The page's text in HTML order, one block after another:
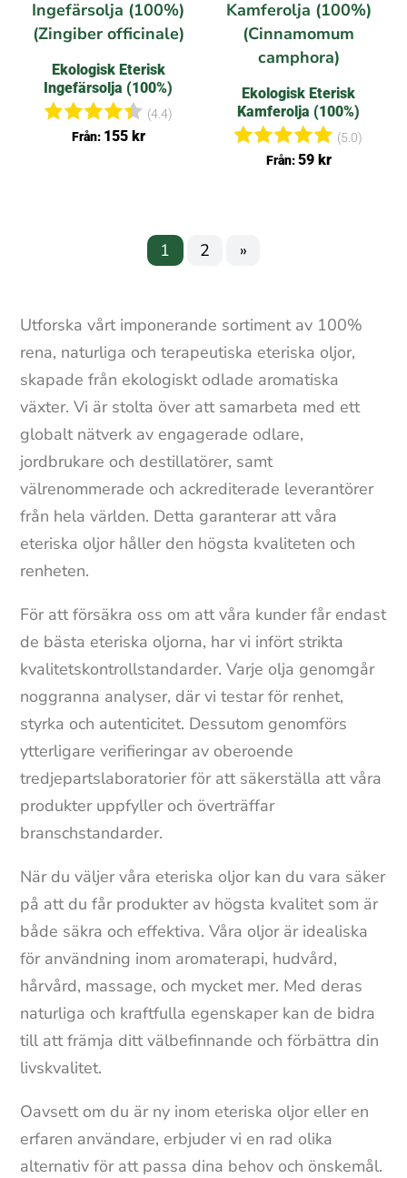
Ekologisk Eterisk
Ingefärsolja (100%)
Betygsa
(4.4)
Från: 155 kr
Ekologisk Eterisk
Kamferolja (100%)
Betygsat
(5.0)
Från:59 kr
1 2 »
Utforska vårt imponerande sortiment av 100%
rena, naturliga och terapeutiska eteriska oljor,
skapade från ekologiskt odlade aromatiska
växter. Vi är stolta över att samarbeta med ett
globalt nätverk av engagerade odlare,
jordbrukare och destillatörer, samt
välrenommerade och ackrediterade leverantörer
från hela världen. Detta garanterar att våra
eteriska oljor håller den högsta kvaliteten och
renheten.
För att försäkra oss om att våra kunder får endast
de bästa eteriska oljorna, har vi infört strikta
kvalitetskontrollstandarder. Varje olja genomgår
noggranna analyser, där vi testar för renhet,
styrka och autenticitet. Dessutom genomförs
ytterligare verifieringar av oberoende
tredjepartslaboratorier för att säkerställa att våra
produkter uppfyller och överträffar
branschstandarder.
När du väljer våra eteriska oljor kan du vara säker
på att du får produkter av högsta kvalitet som är
både säkra och effektiva. Våra oljor är idealiska
för användning inom aromaterapi, hudvård,
hårvård, massage, och mycket mer. Med deras
naturliga och kraftfulla egenskaper kan de bidra
till att främja ditt välbefinnande och förbättra din
livskvalitet.
Oavsett om du är ny inom eteriska oljor eller en
erfaren användare, erbjuder vi en rad olika
alternativ för att passa dina behov och önskemål.